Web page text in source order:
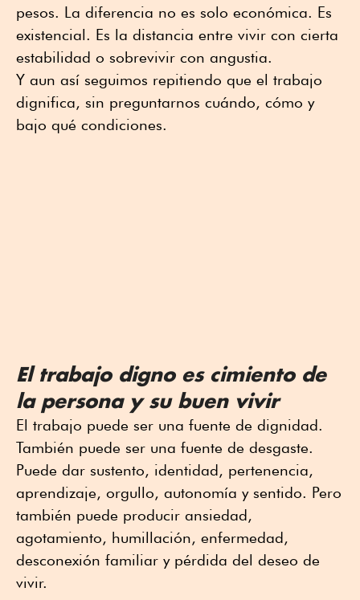
pesos. La diferencia no es solo económica. Es
existencial. Es la distancia entre vivir con cierta
estabilidad o sobrevivir con angustia.
Y aun así seguimos repitiendo que el trabajo
dignifica, sin preguntarnos cuándo, cómo y
bajo qué condiciones.
El trabajo digno es cimiento de
la persona y su buen vivir
El trabajo puede ser una fuente de dignidad.
También puede ser una fuente de desgaste.
Puede dar sustento, identidad, pertenencia,
aprendizaje, orgullo, autonomía y sentido. Pero
también puede producir ansiedad,
agotamiento, humillación, enfermedad,
desconexión familiar y pérdida del deseo de
vivir.